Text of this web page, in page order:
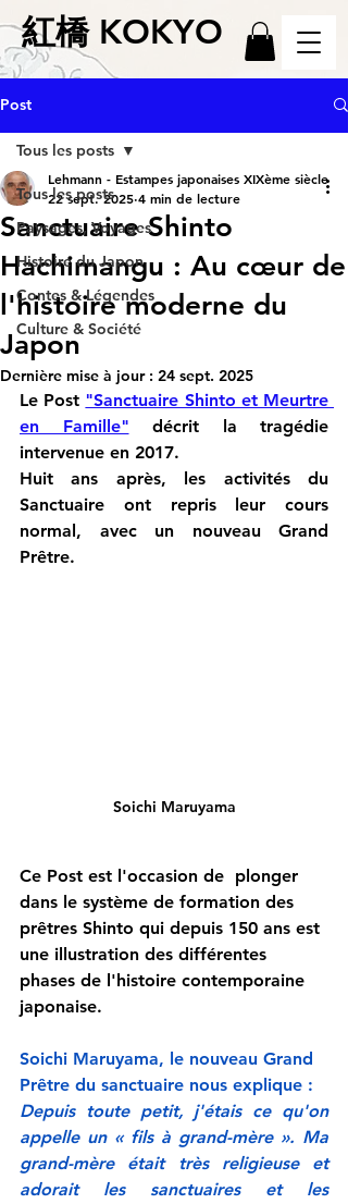
紅橋 KOKYO
Post
Tous les posts
Paysages, Voyages
Histoire du Japon
Contes & Légendes
Culture & Société
Tous les posts
Sanctuaire Shinto
Hachimangu : Au cœur de
l'histoire moderne du
Japon
Lehmann - Estampes japonaises XIXème siècle
22 sept. 2025 4 min de lecture
Dernière mise à jour : 24 sept. 2025
Le Post "Sanctuaire Shinto et Meurtre
en Famille" décrit la tragédie
intervenue en 2017.
Huit ans après, les activités du
Sanctuaire ont repris leur cours
normal, avec un nouveau Grand
Prêtre.
Soichi Maruyama
Ce Post est l'occasion de  plonger
dans le système de formation des
prêtres Shinto qui depuis 150 ans est
une illustration des différentes
phases de l'histoire contemporaine
japonaise.
Soichi Maruyama, le nouveau Grand
Prêtre du sanctuaire nous explique :
Depuis toute petit, j'étais ce qu'on
appelle un « fils à grand-mère ». Ma
grand-mère était très religieuse et
adorait les sanctuaires et les